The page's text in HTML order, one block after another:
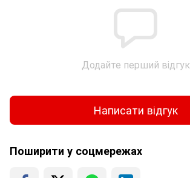
Додайте перший відгук
Написати відгук
Поширити у соцмережах